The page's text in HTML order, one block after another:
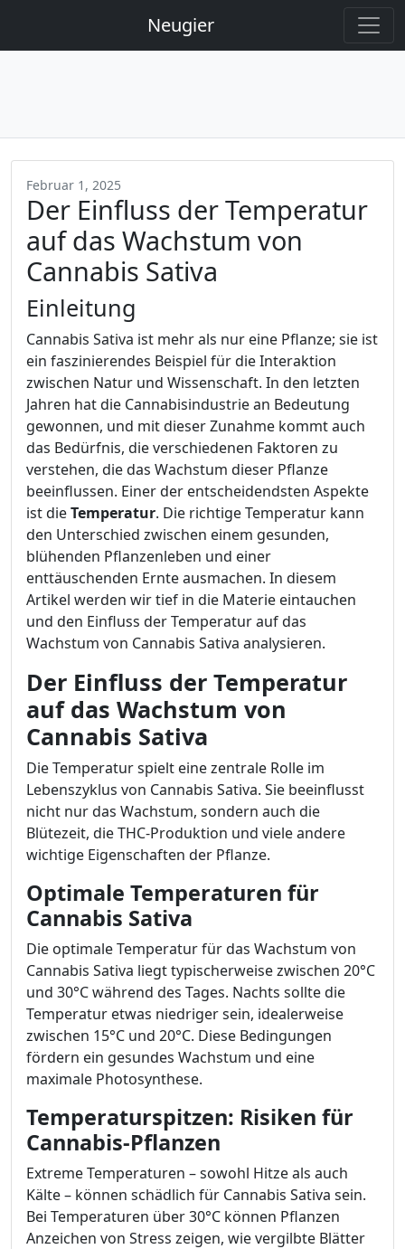
Neugier
Februar 1, 2025
Der Einfluss der Temperatur
auf das Wachstum von
Cannabis Sativa
Einleitung
Cannabis Sativa ist mehr als nur eine Pflanze; sie ist
ein faszinierendes Beispiel für die Interaktion
zwischen Natur und Wissenschaft. In den letzten
Jahren hat die Cannabisindustrie an Bedeutung
gewonnen, und mit dieser Zunahme kommt auch
das Bedürfnis, die verschiedenen Faktoren zu
verstehen, die das Wachstum dieser Pflanze
beeinflussen. Einer der entscheidendsten Aspekte
ist dieTemperatur. Die richtige Temperatur kann
den Unterschied zwischen einem gesunden,
blühenden Pflanzenleben und einer
enttäuschenden Ernte ausmachen. In diesem
Artikel werden wir tief in die Materie eintauchen
und den Einfluss der Temperatur auf das
Wachstum von Cannabis Sativa analysieren.
Der Einfluss der Temperatur
auf das Wachstum von
Cannabis Sativa
Die Temperatur spielt eine zentrale Rolle im
Lebenszyklus von Cannabis Sativa. Sie beeinflusst
nicht nur das Wachstum, sondern auch die
Blütezeit, die THC-Produktion und viele andere
wichtige Eigenschaften der Pflanze.
Optimale Temperaturen für
Cannabis Sativa
Die optimale Temperatur für das Wachstum von
Cannabis Sativa liegt typischerweise zwischen 20°C
und 30°C während des Tages. Nachts sollte die
Temperatur etwas niedriger sein, idealerweise
zwischen 15°C und 20°C. Diese Bedingungen
fördern ein gesundes Wachstum und eine
maximale Photosynthese.
Temperaturspitzen: Risiken für
Cannabis-Pflanzen
Extreme Temperaturen – sowohl Hitze als auch
Kälte – können schädlich für Cannabis Sativa sein.
Bei Temperaturen über 30°C können Pflanzen
Anzeichen von Stress zeigen, wie vergilbte Blätter